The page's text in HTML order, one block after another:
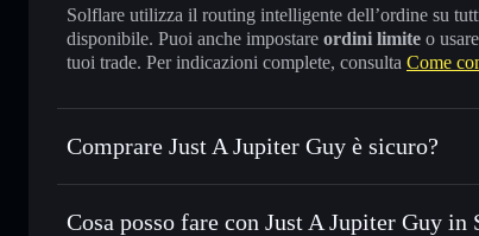
Solflare utilizza il routing intelligente dell’ordine su
disponibile. Puoi anche impostare ordini limite o
tuoi trade. Per indicazioni complete, consulta Come
Comprare Just A Jupiter Guy è sicuro?
Just A Jupiter Guy non è verificato
Cosa posso fare con Just A Jupiter Guy in